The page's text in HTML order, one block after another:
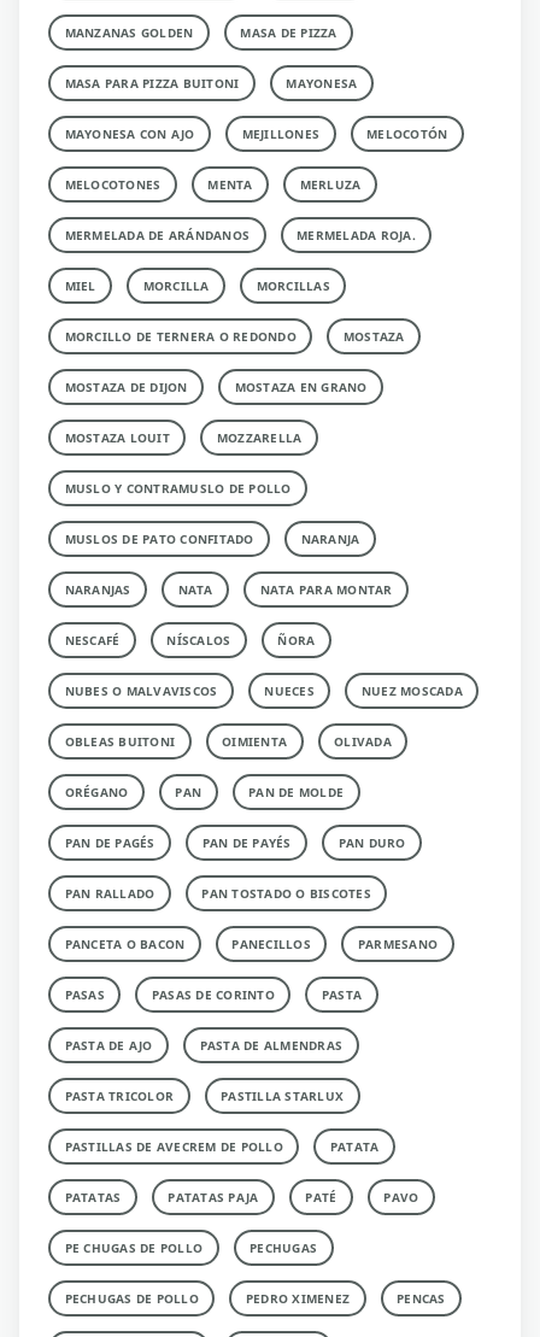
MANZANAS GOLDEN MASA DE PIZZA
MASA PARA PIZZA BUITONI MAYONESA
MAYONESA CON AJO MEJILLONES MELOCOTÓN
MELOCOTONES MENTA MERLUZA
MERMELADA DE ARÁNDANOS MERMELADA ROJA.
MIEL MORCILLA MORCILLAS
MORCILLO DE TERNERA O REDONDO MOSTAZA
MOSTAZA DE DIJON MOSTAZA EN GRANO
MOSTAZA LOUIT MOZZARELLA
MUSLO Y CONTRAMUSLO DE POLLO
MUSLOS DE PATO CONFITADO NARANJA
NARANJAS NATA NATA PARA MONTAR
NESCAFÉ NÍSCALOS ÑORA
NUBES O MALVAVISCOS NUECES NUEZ MOSCADA
OBLEAS BUITONI OIMIENTA OLIVADA
ORÉGANO PAN PAN DE MOLDE
PAN DE PAGÉS PAN DE PAYÉS PAN DURO
PAN RALLADO PAN TOSTADO O BISCOTES
PANCETA O BACON PANECILLOS PARMESANO
PASAS PASAS DE CORINTO PASTA
PASTA DE AJO PASTA DE ALMENDRAS
PASTA TRICOLOR PASTILLA STARLUX
PASTILLAS DE AVECREM DE POLLO PATATA
PATATAS PATATAS PAJA PATÉ PAVO
PE CHUGAS DE POLLO PECHUGAS
PECHUGAS DE POLLO PEDRO XIMENEZ PENCAS